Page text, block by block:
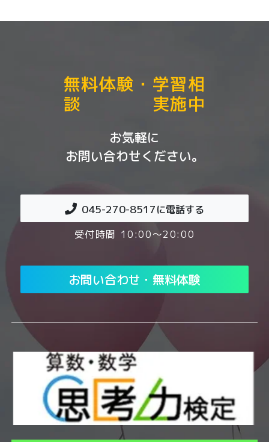
無料体験・学習相
談 実施中
お気軽に
お問い合わせください。
045-270-8517に電話する
受付時間 10:00～20:00
お問い合わせ・無料体験